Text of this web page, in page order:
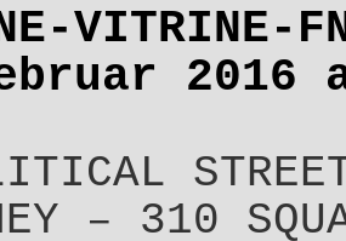
VITRINE-
2016
– 310